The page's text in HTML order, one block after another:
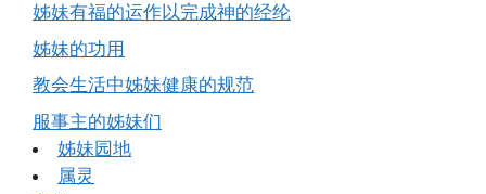
姊妹有福的运作以完成神的经纶
姊妹的功用
教会生活中姊妹健康的规范
服事主的姊妹们
姊妹园地
属灵